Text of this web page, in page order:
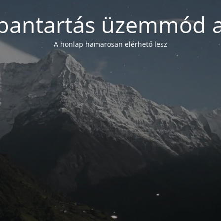
üzemmód
A honlap hamarosan elérhető lesz